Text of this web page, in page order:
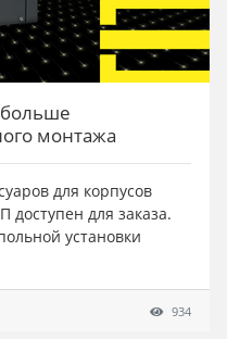
монтажа
для корпусов
для заказа.
установки
934